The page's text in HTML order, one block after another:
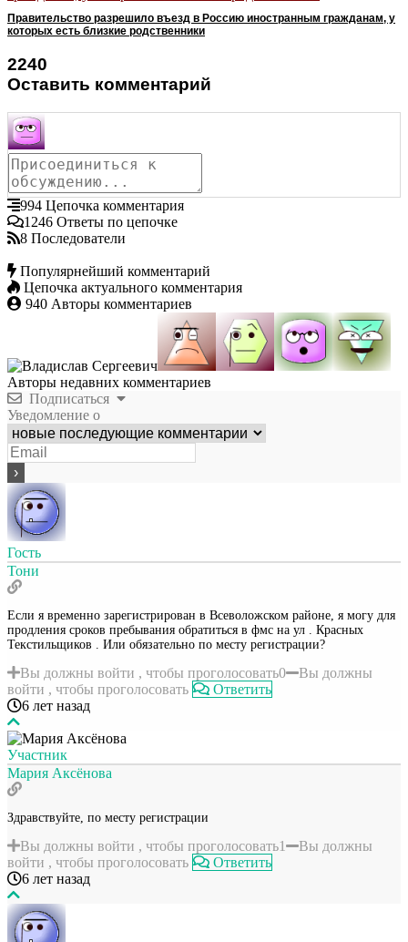
Правительство разрешило въезд в Россию иностранным гражданам, у
которых есть близкие родственники
2240
Оставить комментарий
994 Цепочка комментария
1246 Ответы по цепочке
8 Последователи
Популярнейший комментарий
Цепочка актуального комментария
940 Авторы комментариев
Авторы недавних комментариев
Подписаться
Уведомление о
Гость
Тони
Если я временно зарегистрирован в Всеволожском районе, я могу для
продления сроков пребывания обратиться в фмс на ул . Красных
Текстильщиков . Или обязательно по месту регистрации?
Вы должны войти , чтобы проголосовать0
Вы должны
войти , чтобы проголосовать
Ответить
6 лет назад
Участник
Мария Аксёнова
Здравствуйте, по месту регистрации
Вы должны войти , чтобы проголосовать1
Вы должны
войти , чтобы проголосовать
Ответить
6 лет назад